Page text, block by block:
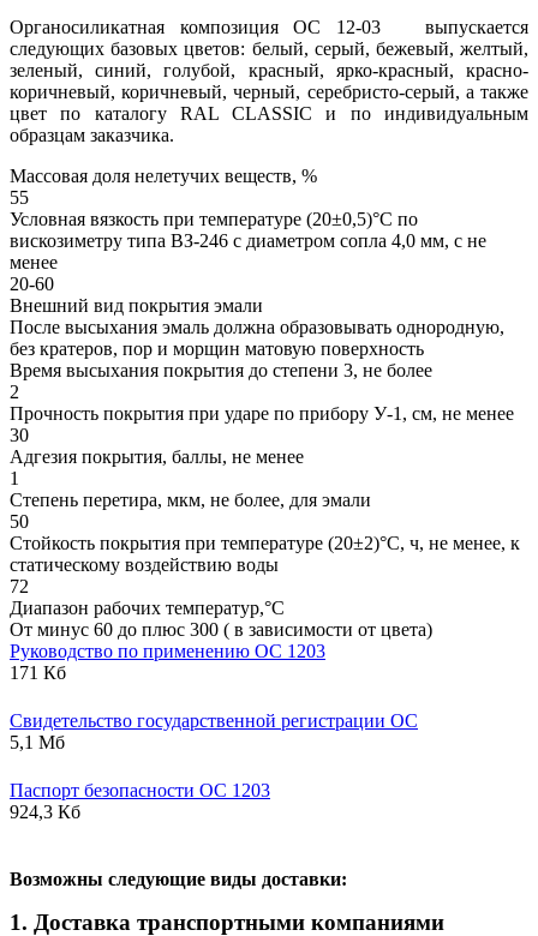
Органосиликатная композиция ОС 12-03 выпускается
следующих базовых цветов: белый, серый, бежевый, желтый,
зеленый, синий, голубой, красный, ярко-красный, красно-
коричневый, коричневый, черный, серебристо-серый, а также
цвет по каталогу RAL CLASSIC и по индивидуальным
образцам заказчика.
Массовая доля нелетучих веществ, %
55
Условная вязкость при температуре (20±0,5)°С по
вискозиметру типа ВЗ-246 с диаметром сопла 4,0 мм, с не
менее
20-60
Внешний вид покрытия эмали
После высыхания эмаль должна образовывать однородную,
без кратеров, пор и морщин матовую поверхность
Время высыхания покрытия до степени 3, не более
2
Прочность покрытия при ударе по прибору У-1, см, не менее
30
Адгезия покрытия, баллы, не менее
1
Степень перетира, мкм, не более, для эмали
50
Стойкость покрытия при температуре (20±2)°С, ч, не менее, к
статическому воздействию воды
72
Диапазон рабочих температур,°С
От минус 60 до плюс 300 ( в зависимости от цвета)
Руководство по применению ОС 1203
171 Кб
Свидетельство государственной регистрации ОС
5,1 Мб
Паспорт безопасности ОС 1203
924,3 Кб
Возможны следующие виды доставки:
1. Доставка транспортными компаниями